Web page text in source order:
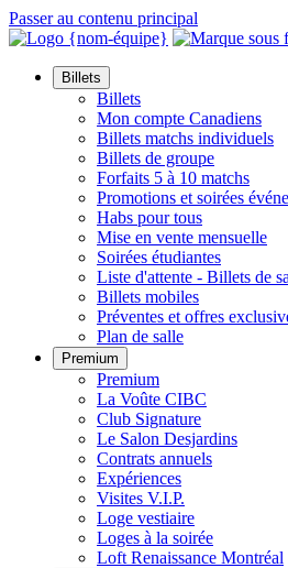
Passer au contenu principal
Billets
Billets
Mon compte Canadiens
Billets matchs individuels
Billets de groupe
Forfaits 5 à 10 matchs
Promotions et soirées
Habs pour tous
Mise en vente mensuelle
Soirées étudiantes
Liste d'attente - Billets de
Billets mobiles
Préventes et offres
Plan de salle
Premium
Premium
La Voûte CIBC
Club Signature
Le Salon Desjardins
Contrats annuels
Expériences
Visites V.I.P.
Loge vestiaire
Loges à la soirée
Loft Renaissance Montréal